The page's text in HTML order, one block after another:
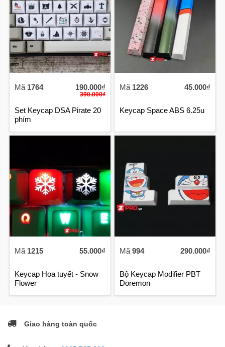
Mã 1764 190.000₫
390.000₫
Set Keycap DSA Pirate 20
phím
Mã 1226 45.000₫
Keycap Space ABS 6.25u
Mã 1215 55.000₫
Keycap Hoa tuyết - Snow
Flower
Mã 994 290.000₫
Bộ Keycap Modifier PBT
Doremon
Giao hàng toàn quốc